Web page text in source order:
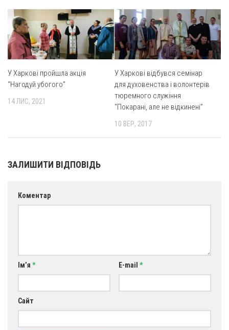
Монастирі
Свято-Покровський монастир оо Василіян
Свято-Івано-Павлівський монастир сестер Згромадження
Св. Йосифа ОПДМ
Монастир сестер милосердя Св. Вінкентія. Дім Милосердя
Монастир Успення Пресвятої Богородиці Сестер Чину
Святого Василія Великого
Комісія у справах родини
Спільноти
Полтавщина
Сумщина
Оголошення
Трансляції
У Харкові пройшла акція
“Нагодуй убогого”
14 ЛИС, 2021
У Харкові відбувся семінар
для духовенства і волонтерів
тюремного служіння
“Покарані, але не відкинені”
10 ВЕР, 2017
ЗАЛИШИТИ ВІДПОВІДЬ
Коментар
Ім’я * E-mail *
Сайт